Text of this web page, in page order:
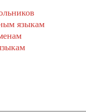
языкам